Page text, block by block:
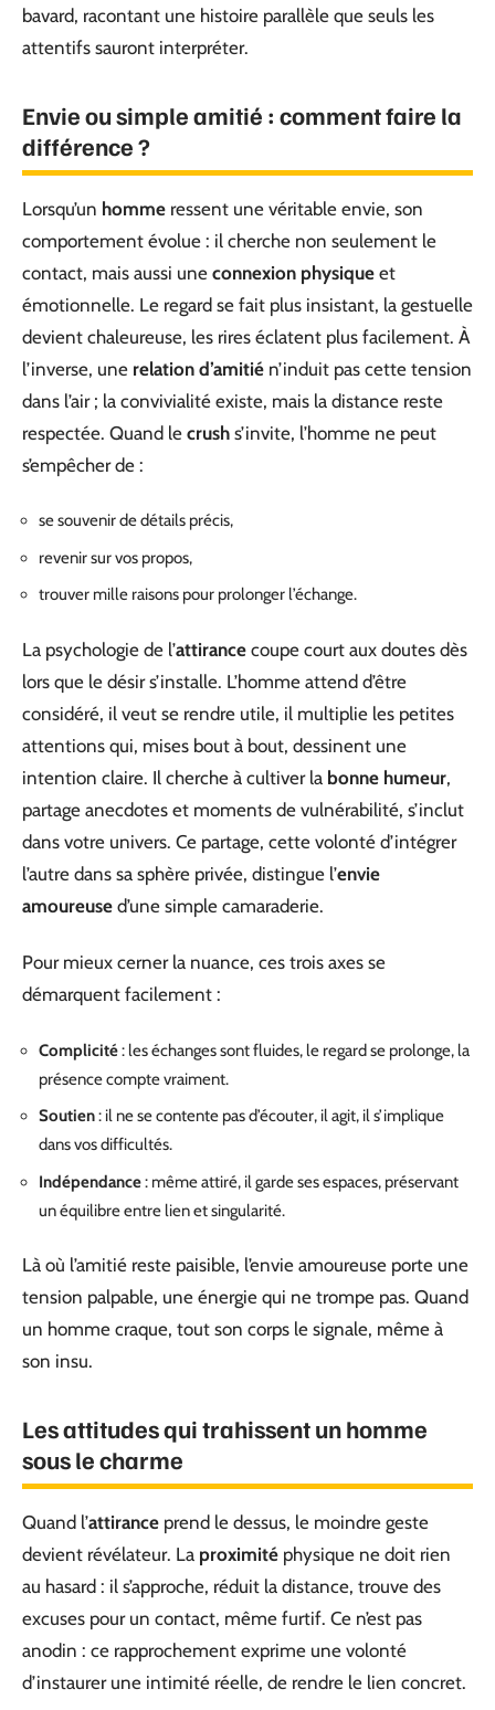
bavard, racontant une histoire parallèle que seuls les
attentifs sauront interpréter.
Envie ou simple amitié : comment faire la
différence ?
Lorsqu’un homme ressent une véritable envie, son
comportement évolue : il cherche non seulement le
contact, mais aussi une connexion physique et
émotionnelle. Le regard se fait plus insistant, la gestuelle
devient chaleureuse, les rires éclatent plus facilement. À
l’inverse, une relation d’amitié n’induit pas cette tension
dans l’air ; la convivialité existe, mais la distance reste
respectée. Quand le crush s’invite, l’homme ne peut
s’empêcher de :
se souvenir de détails précis,
revenir sur vos propos,
trouver mille raisons pour prolonger l’échange.
La psychologie de l’attirance coupe court aux doutes dès
lors que le désir s’installe. L’homme attend d’être
considéré, il veut se rendre utile, il multiplie les petites
attentions qui, mises bout à bout, dessinent une
intention claire. Il cherche à cultiver la bonne humeur,
partage anecdotes et moments de vulnérabilité, s’inclut
dans votre univers. Ce partage, cette volonté d’intégrer
l’autre dans sa sphère privée, distingue l’envie
amoureuse d’une simple camaraderie.
Pour mieux cerner la nuance, ces trois axes se
démarquent facilement :
Complicité: les échanges sont fluides, le regard se prolonge, la
présence compte vraiment.
Soutien: il ne se contente pas d’écouter, il agit, il s’implique
dans vos difficultés.
Indépendance: même attiré, il garde ses espaces, préservant
un équilibre entre lien et singularité.
Là où l’amitié reste paisible, l’envie amoureuse porte une
tension palpable, une énergie qui ne trompe pas. Quand
un homme craque, tout son corps le signale, même à
son insu.
Les attitudes qui trahissent un homme
sous le charme
Quand l’attirance prend le dessus, le moindre geste
devient révélateur. La proximité physique ne doit rien
au hasard : il s’approche, réduit la distance, trouve des
excuses pour un contact, même furtif. Ce n’est pas
anodin : ce rapprochement exprime une volonté
d’instaurer une intimité réelle, de rendre le lien concret.